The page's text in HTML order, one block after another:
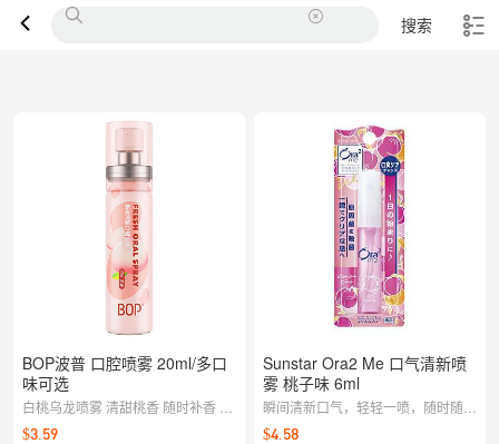
搜索
BOP波普 口腔喷雾 20ml/多口
味可选
白桃乌龙喷雾 清甜桃香 随时补香 社
交距离小心机
$3.59
Sunstar Ora2 Me 口气清新喷
雾 桃子味 6ml
瞬间清新口气，轻轻一喷，随时随地
解决口腔异味问题
$4.58